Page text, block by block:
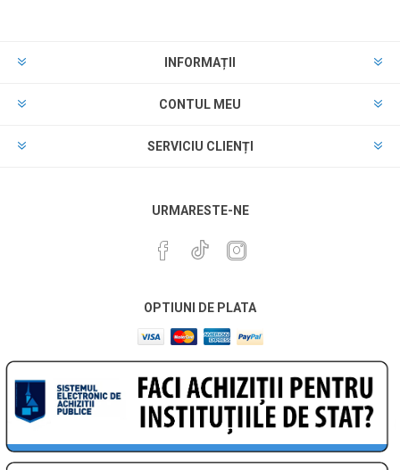
INFORMAȚII
CONTUL MEU
SERVICIU CLIENȚI
URMARESTE-NE
OPTIUNI DE PLATA